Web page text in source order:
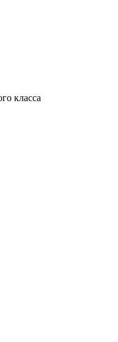
класса